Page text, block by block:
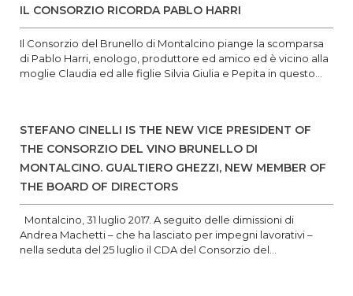
IL CONSORZIO RICORDA PABLO HARRI
Il Consorzio del Brunello di Montalcino piange la scomparsa
di Pablo Harri, enologo, produttore ed amico ed è vicino alla
moglie Claudia ed alle figlie Silvia Giulia e Pepita in questo...
STEFANO CINELLI IS THE NEW VICE PRESIDENT OF
THE CONSORZIO DEL VINO BRUNELLO DI
MONTALCINO. GUALTIERO GHEZZI, NEW MEMBER OF
THE BOARD OF DIRECTORS
Montalcino, 31 luglio 2017. A seguito delle dimissioni di
Andrea Machetti – che ha lasciato per impegni lavorativi –
nella seduta del 25 luglio il CDA del Consorzio del...